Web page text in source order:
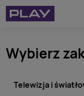
Wybierz
Telewizja i